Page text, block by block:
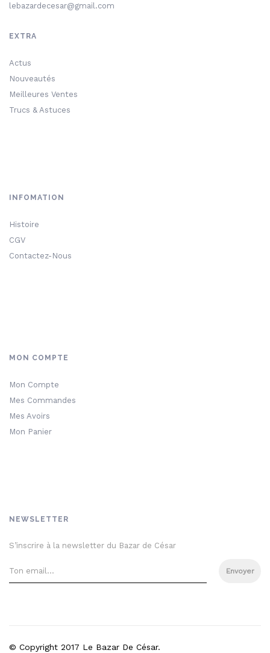
lebazardecesar@gmail.com
EXTRA
Actus
Nouveautés
Meilleures Ventes
Trucs & Astuces
INFOMATION
Histoire
CGV
Contactez-Nous
MON COMPTE
Mon Compte
Mes Commandes
Mes Avoirs
Mon Panier
NEWSLETTER
S’inscrire à la newsletter du Bazar de César
Envoyer
© Copyright 2017 Le Bazar De César.